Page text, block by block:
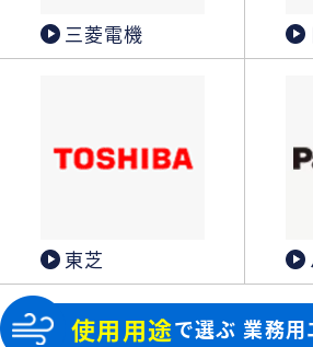
三菱電機
東芝
使用用途で選ぶ 業務用